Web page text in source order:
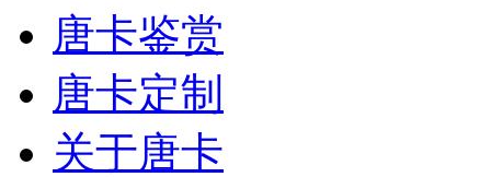
唐卡鉴赏
唐卡定制
关于唐卡